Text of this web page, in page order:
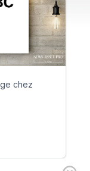
chez